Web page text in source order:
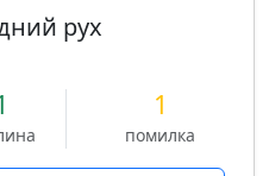
рух
1
помилка